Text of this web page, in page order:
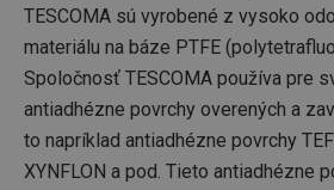
TESCOMA sú vyrobené z vysoko
materiálu na báze PTFE
Spoločnosť TESCOMA používa pre
antiadhézne povrchy overených a
to napríklad antiadhézne povrchy
XYNFLON a pod. Tieto antiadhézne
__cf_bm